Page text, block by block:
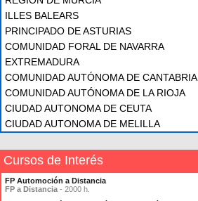
ILLES BALEARS
PRINCIPADO DE ASTURIAS
COMUNIDAD FORAL DE NAVARRA
EXTREMADURA
COMUNIDAD AUTÓNOMA DE CANTABRIA
COMUNIDAD AUTÓNOMA DE LA RIOJA
CIUDAD AUTONOMA DE CEUTA
CIUDAD AUTONOMA DE MELILLA
Cursos de Interés
FP Automoción a Distancia
FP a Distancia - 2000 h.